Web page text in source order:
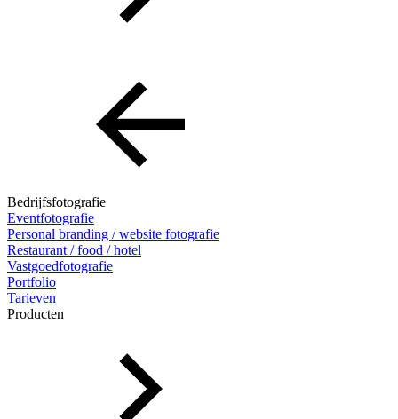
Bedrijfsfotografie
Eventfotografie
Personal branding / website fotografie
Restaurant / food / hotel
Vastgoedfotografie
Portfolio
Tarieven
Producten